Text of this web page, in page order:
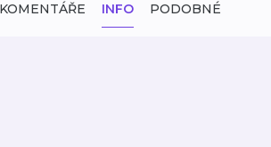
KOMENTÁŘE INFO PODOBNÉ